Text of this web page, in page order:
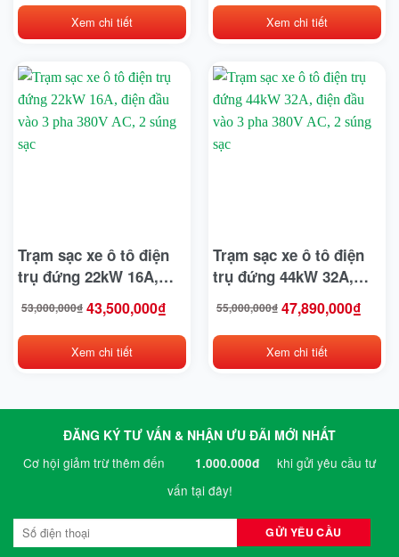
Yale
Yokohama
Danh mục sản phẩm
Thẻ sản phẩm
chuẩn SAE J1772&IEC
61851&GBT
10,500,000₫.
là:
9,800,000₫.
Xem chi tiết
46,000,000₫.
là:
39,600,000₫.
Xem chi tiết
Trạm sạc xe ô tô điện
trụ đứng 22kW 16A,
380V AC, 2 súng sạc
53,000,000₫
Giá
gốc
53,000,000₫.
43,500,000₫
Giá
hiện
là:
43,500,000₫.
Xem chi tiết
Trạm sạc xe ô tô điện
trụ đứng 44kW 32A,
380V AC, 2 súng sạc
55,000,000₫
Giá
gốc
55,000,000₫.
47,890,000₫
Giá
hiện
là:
47,890,000₫.
Xem chi tiết
ĐĂNG KÝ TƯ VẤN & NHẬN ƯU ĐÃI MỚI NHẤT
Cơ hội giảm trừ thêm đến
1.000.000đ
khi gửi yêu cầu tư
vấn tại đây!